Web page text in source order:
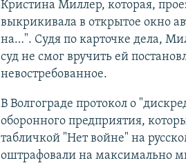
Кристина Миллер, которая,
выкрикивала в открытое окно
на…". Судя по карточке дела,
суд не смог вручить ей
невостребованное.
В Волгограде протокол о
оборонного предприятия,
табличкой "Нет войне" на
оштрафовали на максимально